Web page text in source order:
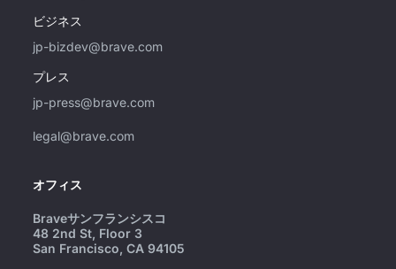
ビジネス
jp-bizdev@brave.com
プレス
jp-press@brave.com
legal@brave.com
オフィス
Braveサンフランシスコ
48 2nd St, Floor 3
San Francisco, CA 94105